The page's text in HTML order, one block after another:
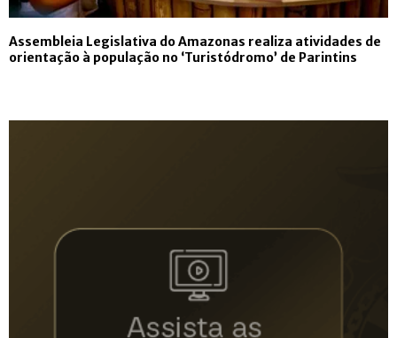
Assembleia Legislativa do Amazonas realiza atividades de
orientação à população no ‘Turistódromo’ de Parintins